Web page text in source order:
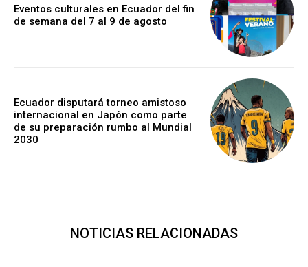
Eventos culturales en Ecuador del fin
de semana del 7 al 9 de agosto
Ecuador disputará torneo amistoso
internacional en Japón como parte
de su preparación rumbo al Mundial
2030
NOTICIAS RELACIONADAS